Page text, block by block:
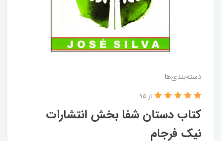
دسته‌بندی‌ها
کتاب دستان شفا بخش انتشارات
نیک‌ فرجام
از 95